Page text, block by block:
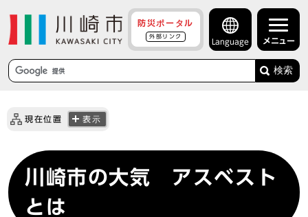
防災ポータル
外部リンク
Language メニュー
検索
現在位置 表示
川崎市の大気 アスベスト
とは